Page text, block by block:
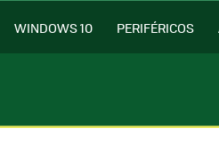
WINDOWS 10 PERIFÉRICOS